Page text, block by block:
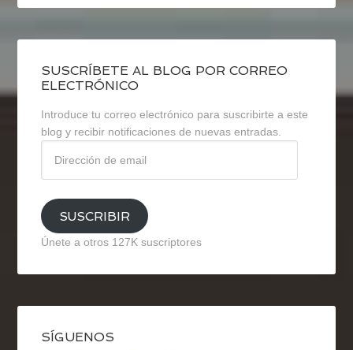
SUSCRÍBETE AL BLOG POR CORREO
ELECTRÓNICO
Introduce tu correo electrónico para suscribirte a este
blog y recibir notificaciones de nuevas entradas.
email
SUSCRIBIR
Únete a otros 127K suscriptores
SÍGUENOS